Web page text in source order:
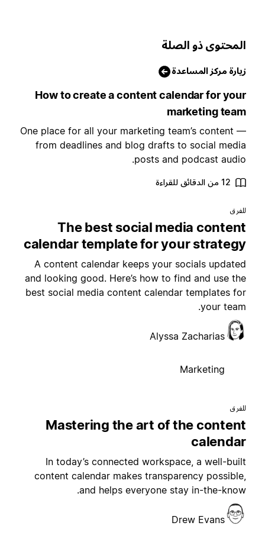
ذو الصلة
مركز المساعدة
How to create a content calendar for
marketing
One place for all your marketing team’s content
from deadlines and blog drafts to social
posts and podcast
12 من الدقائق للقراءة
The best social media
calendar template for your
A content calendar keeps your socials
and looking good. Here’s how to find and use
best social media content calendar templates
your
Alyssa Zacharias
Marketing
Mastering the art of the
In today’s connected workspace, a well-
content calendar makes transparency
and helps everyone stay in-the-
Drew Evans